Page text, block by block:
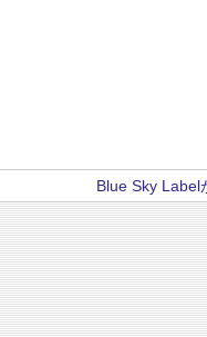
Blue Sky Label